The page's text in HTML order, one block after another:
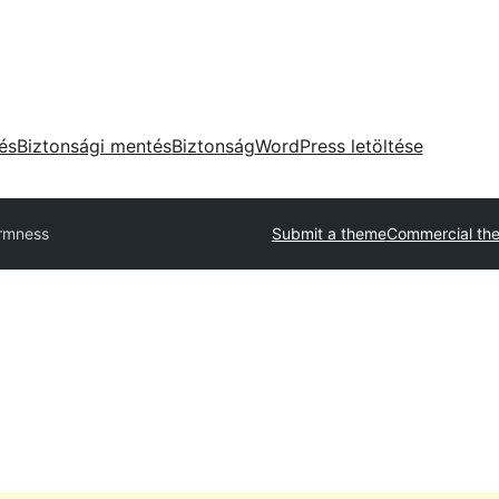
Biztonsági mentésBiztonságWordPress letöltése
Submit a themeCommercial